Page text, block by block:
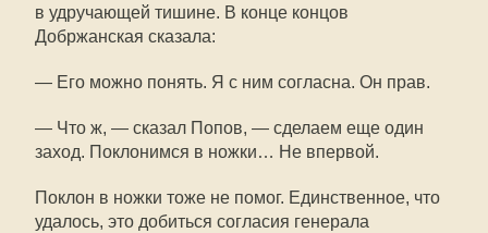
в удручающей тишине. В конце концов
Добржанская сказала:
— Его можно понять. Я с ним согласна. Он прав.
— Что ж, — сказал Попов, — сделаем еще один
заход. Поклонимся в ножки… Не впервой.
Поклон в ножки тоже не помог. Единственное, что
удалось, это добиться согласия генерала